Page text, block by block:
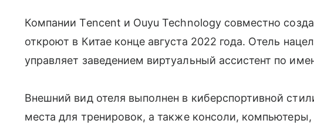
Компании Tencent и Ouyu Technology совместно
откроют в Китае конце августа 2022 года. Отель
управляет заведением виртуальный ассистент по
Внешний вид отеля выполнен в киберспортивной
места для тренировок, а также консоли,